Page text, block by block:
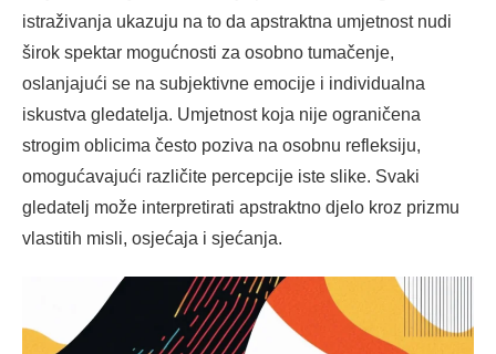
istraživanja ukazuju na to da apstraktna umjetnost nudi
širok spektar mogućnosti za osobno tumačenje,
oslanjajući se na subjektivne emocije i individualna
iskustva gledatelja. Umjetnost koja nije ograničena
strogim oblicima često poziva na osobnu refleksiju,
omogućavajući različite percepcije iste slike. Svaki
gledatelj može interpretirati apstraktno djelo kroz prizmu
vlastitih misli, osjećaja i sjećanja.